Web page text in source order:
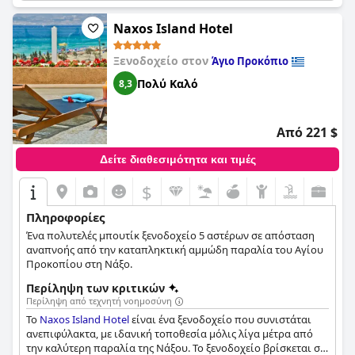
Naxos Island Hotel
Ξενοδοχείο στον Άγιο Προκόπιο
8,3 Πολύ Καλό
Από 221 $
Δείτε διαθεσιμότητα και τιμές
$
Πληροφορίες
Ένα πολυτελές μπουτίκ ξενοδοχείο 5 αστέρων σε απόσταση
αναπνοής από την καταπληκτική αμμώδη παραλία του Αγίου
Προκοπίου στη Νάξο.
Περίληψη των κριτικών
Περίληψη από τεχνητή νοημοσύνη
Το Naxos Island Hotelείναι ένα ξενοδοχείο που συνιστάται
ανεπιφύλακτα, με ιδανική τοποθεσία μόλις λίγα μέτρα από
την καλύτερη παραλία της Νάξου. Το ξενοδοχείο βρίσκεται σε